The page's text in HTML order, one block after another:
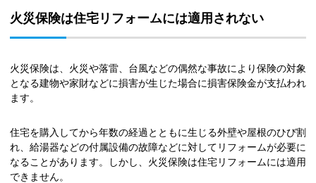
火災保険は住宅リフォームには適用されない
火災保険は、火災や落雷、台風などの偶然な事故により保険の対象
となる建物や家財などに損害が生じた場合に損害保険金が支払われ
ます。
住宅を購入してから年数の経過とともに生じる外壁や屋根のひび割
れ、給湯器などの付属設備の故障などに対してリフォームが必要に
なることがあります。しかし、火災保険は住宅リフォームには適用
できません。